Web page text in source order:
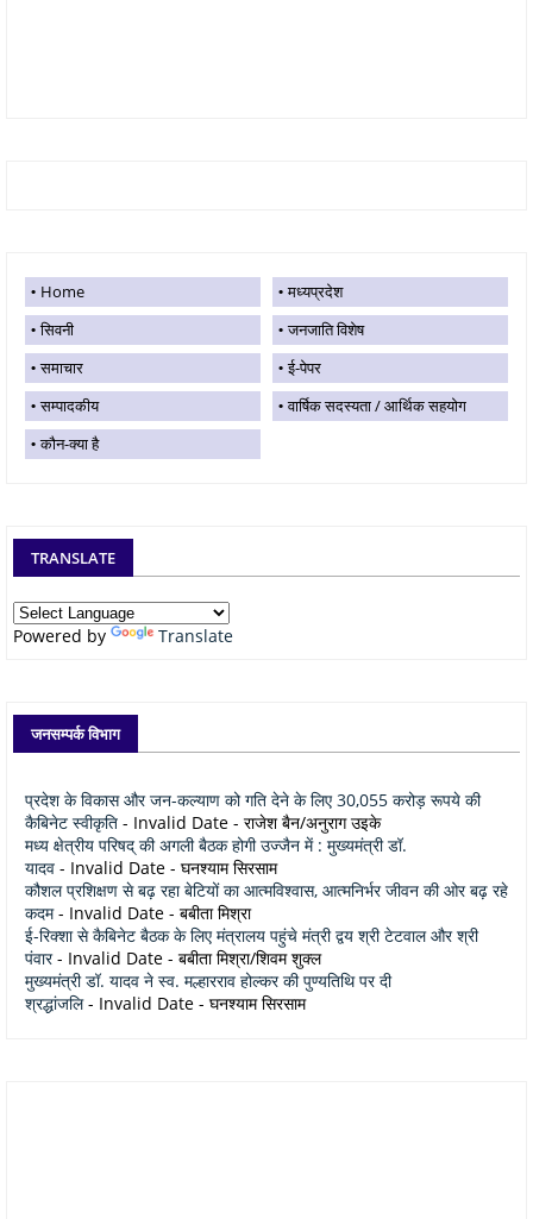
Home
मध्यप्रदेश
सिवनी
जनजाति विशेष
समाचार
ई-पेपर
सम्पादकीय
वार्षिक सदस्यता / आर्थिक सहयोग
कौन-क्या है
TRANSLATE
Powered by Translate
जनसम्पर्क विभाग
प्रदेश के विकास और जन-कल्याण को गति देने के लिए 30,055 करोड़ रूपये की
कैबिनेट स्वीकृति - Invalid Date - राजेश बैन/अनुराग उइके
मध्य क्षेत्रीय परिषद् की अगली बैठक होगी उज्जैन में : मुख्यमंत्री डॉ.
यादव - Invalid Date - घनश्याम सिरसाम
कौशल प्रशिक्षण से बढ़ रहा बेटियों का आत्मविश्वास, आत्मनिर्भर जीवन की ओर बढ़ रहे
कदम- Invalid Date - बबीता मिश्रा
ई-रिक्शा से कैबिनेट बैठक के लिए मंत्रालय पहुंचे मंत्री द्वय श्री टेटवाल और श्री
पंवार- Invalid Date - बबीता मिश्रा/शिवम शुक्ल
मुख्यमंत्री डॉ. यादव ने स्व. मल्हारराव होल्कर की पुण्यतिथि पर दी
श्रद्धांजलि- Invalid Date - घनश्याम सिरसाम